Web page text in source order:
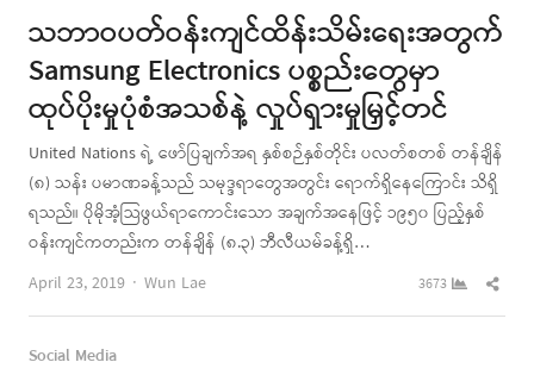
သဘာဝပတ်ဝန်းကျင်ထိန်းသိမ်းရေးအတွက်
Samsung Electronics ပစ္စည်းတွေမှာ
ထုပ်ပိုးမှုပုံစံအသစ်နဲ့ လှုပ်ရှားမှုမြှင့်တင်
United Nations ရဲ့ ဖော်ပြချက်အရ နှစ်စဉ်နှစ်တိုင်း ပလတ်စတစ် တန်ချိန်
(၈) သန်း ပမာဏခန့်သည် သမုဒ္ဒရာတွေအတွင်း ရောက်ရှိနေကြောင်း သိရှိ
ရသည်။ ပိုမိုအံ့သြဖွယ်ရာကောင်းသော အချက်အနေဖြင့် ၁၉၅၀ ပြည့်နှစ်
ဝန်းကျင်ကတည်းက တန်ချိန် (၈.၃) ဘီလီယမ်ခန့်ရှိ…
April 23, 2019
Author
Wun Lae 3673
Social Media